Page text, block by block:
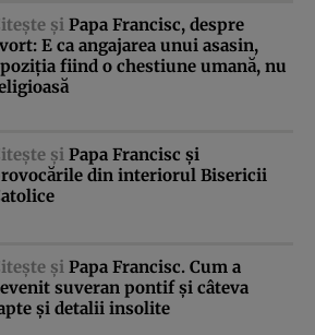
şi Papa Francisc, despre
E ca angajarea unui asasin,
fiind o chestiune umană, nu
şi Papa Francisc şi
din interiorul Bisericii
şi Papa Francisc. Cum a
suveran pontif şi câteva
şi detalii insolite